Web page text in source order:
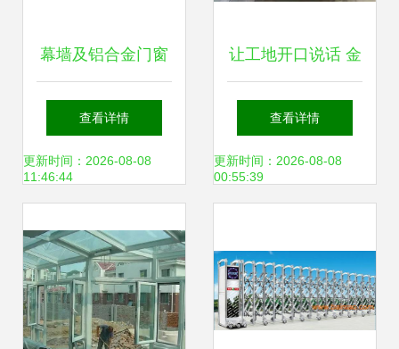
幕墙及铝合金门窗
分包工程设计技术
要求
查看详情
更新时间：2026-08-08
11:46:44
让工地开口说话 金
属门窗工程施工前
的检查、清洗与保
查看详情
更新时间：2026-08-08
00:55:39